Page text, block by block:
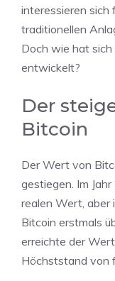
interessieren sich
traditionellen
Doch wie hat
entwickelt?
Der
Bitcoin
Der Wert von
gestiegen. Im
realen Wert, aber
Bitcoin erstmals
erreichte der
Höchststand von